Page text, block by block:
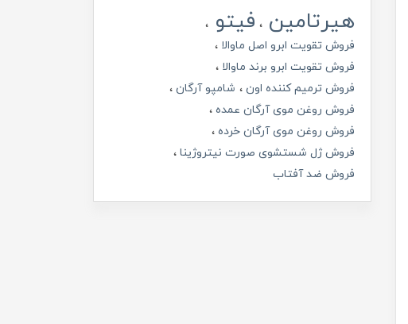
هیرتامین فیتو
فروش تقویت ابرو اصل ماوالا
فروش تقویت ابرو برند ماوالا
فروش ترمیم کننده اون
شامپو آرگان
فروش روغن موی آرگان عمده
فروش روغن موی آرگان خرده
فروش ژل شستشوی صورت نیتروژینا
فروش ضد آفتاب